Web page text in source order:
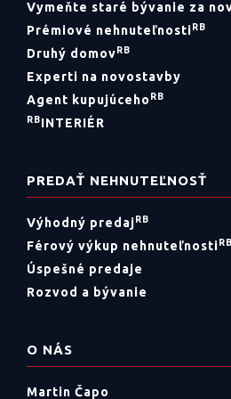
marketing nech oslovím
potenciálnych
objavil vážny záujemca
užíva krásne chvíle v
predaji tohto domu som
pokračuje ďalej.
Vymeňte staré bývanie za
Prémiové nehnuteľnostiRB
Druhý domovRB
Experti na novostavby
Agent kupujúceho RB
RBINTERIÉR
PREDAŤ NEHNUTEĽNOSŤ
Výhodný predajRB
Férový výkup nehnuteľnostiRB
Úspešné predaje
Rozvod a bývanie
O NÁS
Martin Čapo